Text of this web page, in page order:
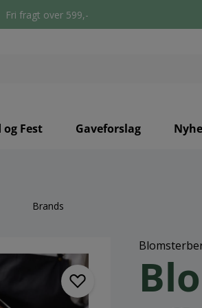
Fri fragt over 599,-
Fest Gaveforslag
Brands